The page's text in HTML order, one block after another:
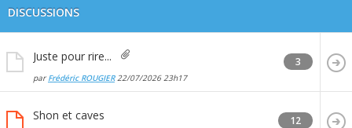
DISCUSSIONS
Juste pour rire...
par Frédéric ROUGIER22/07/2026 23h17
3
Shon et caves 12